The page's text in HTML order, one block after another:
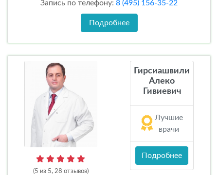
Запись по телефону: 8 (495) 156-35-22
Подробнее
(5 из 5, 28 отзывов)
Гирсиашвили
Алеко
Гивиевич
Лучшие
врачи
Подробнее